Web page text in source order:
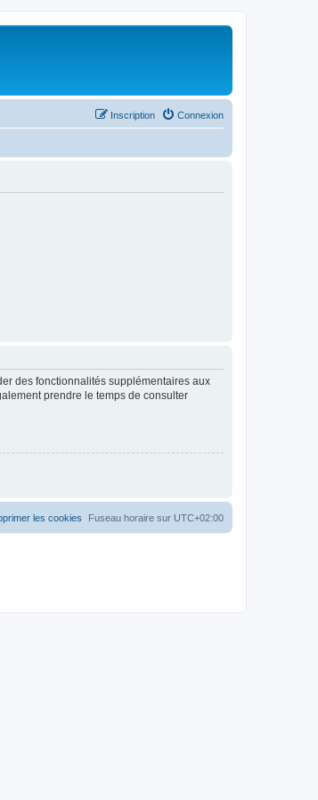
Connexion
Inscription
des fonctionnalités supplémentaires aux
prendre le temps de consulter
Fuseau horaire sur UTC+02:00
les cookies